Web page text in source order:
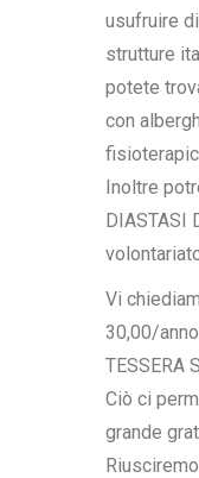
usufruire
strutture
potete
con
Inoltre
DIASTASI
Vi
30,00/
TESSERA
Ciò ci
grande